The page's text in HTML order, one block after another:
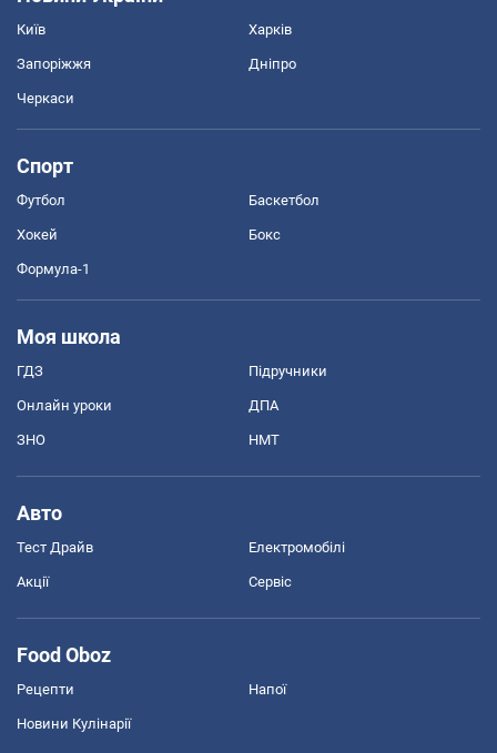
Київ Харків
Запоріжжя Дніпро
Черкаси
Спорт
Футбол Баскетбол
Хокей Бокс
Формула-1
Моя школа
ГДЗ Підручники
Онлайн уроки ДПА
ЗНО НМТ
Авто
Тест Драйв Електромобілі
Акції Сервіс
Food Oboz
Рецепти Напої
Новини Кулінарії